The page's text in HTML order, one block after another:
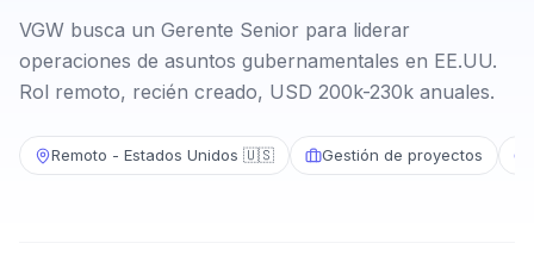
VGW busca un Gerente Senior para liderar
operaciones de asuntos gubernamentales en EE.UU.
Rol remoto, recién creado, USD 200k-230k anuales.
Remoto - Estados Unidos 🇺🇸 Gestión de proyectos